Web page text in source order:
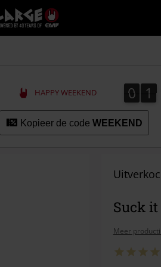
Large
–
Muziek-,
+
kleding
HAPPY WEEKEND 0
0 1
1
Kopieer de code WEEKEND
Suck
Meer